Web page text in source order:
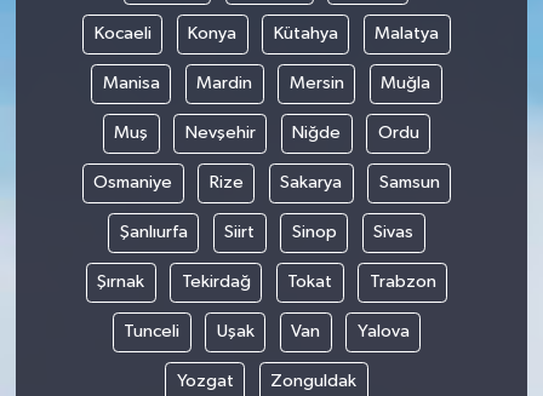
Kocaeli Konya Kütahya Malatya
Manisa Mardin Mersin Muğla
Muş Nevşehir Niğde Ordu
Osmaniye Rize Sakarya Samsun
Şanlıurfa Siirt Sinop Sivas
Şırnak Tekirdağ Tokat Trabzon
Tunceli Uşak Van Yalova
Yozgat Zonguldak